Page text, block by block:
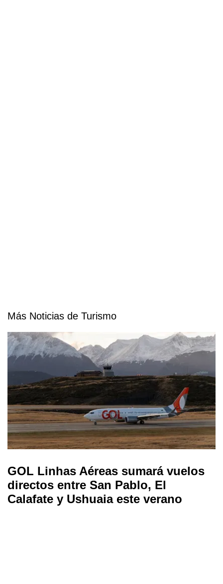
Más Noticias de Turismo
GOL Linhas Aéreas sumará vuelos
directos entre San Pablo, El
Calafate y Ushuaia este verano